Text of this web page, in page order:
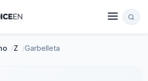
/Z /Garbelleta